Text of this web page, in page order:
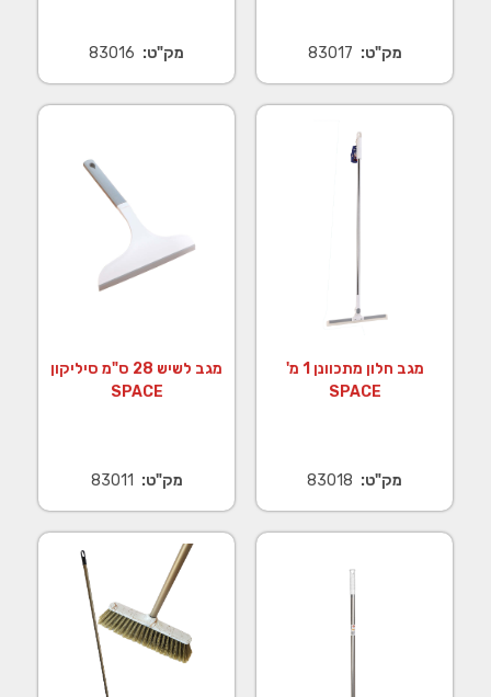
מק"ט: 83017 מק"ט: 83016
מגב חלון מתכוונן 1 מ'
SPACE
מק"ט: 83018
מגב לשיש 28 ס"מ סיליקון
SPACE
מק"ט: 83011